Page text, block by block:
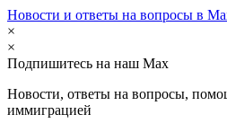
Новости и ответы на вопросы в
×
×
Подпишитесь на наш Max
Новости, ответы на вопросы,
иммиграцией